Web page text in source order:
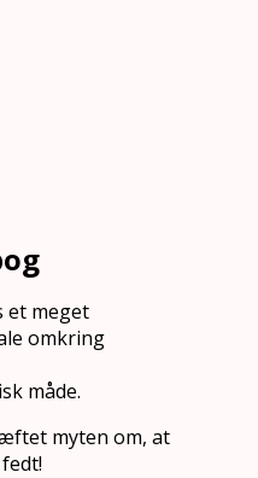
et meget
omkring
måde.
myten om, at